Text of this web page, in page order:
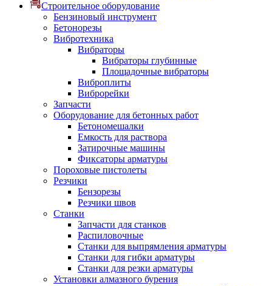
Строительное оборудование
Бензиновый инструмент
Бетонорезы
Вибротехника
Вибраторы
Вибраторы глубинные
Площадочные вибраторы
Виброплиты
Виброрейки
Запчасти
Оборудование для бетонных работ
Бетономешалки
Емкость для раствора
Затирочные машины
Фиксаторы арматуры
Пороховые пистолеты
Резчики
Бензорезы
Резчики швов
Станки
Запчасти для станков
Распиловочные
Станки для выпрямления арматуры
Станки для гибки арматуры
Станки для резки арматуры
Установки алмазного бурения